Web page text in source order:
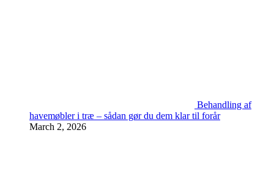
Behandling af
havemøbler i træ – sådan gør du dem klar til forår
March 2, 2026